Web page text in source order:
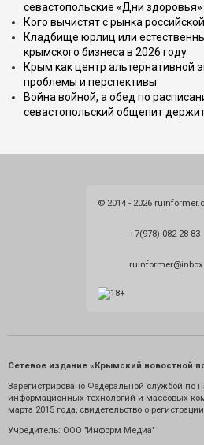
севастопольские «Дни
Кого вычистят с рынка
Кладбище юрлиц или
крымского бизнеса в 2026 году
Крым как центр альтернативной
проблемы и перспективы
Война войной, а обед по
севастопольский общепит
© 2014 - 2026
+7(978) 082 28 83
Сетевое издание «Крымский новостной
Зарегистрировано Федеральной службой по
информационных технологий и массовых
марта 2015 года, свидетельство о
Учредитель: ООО "Информ Медиа"